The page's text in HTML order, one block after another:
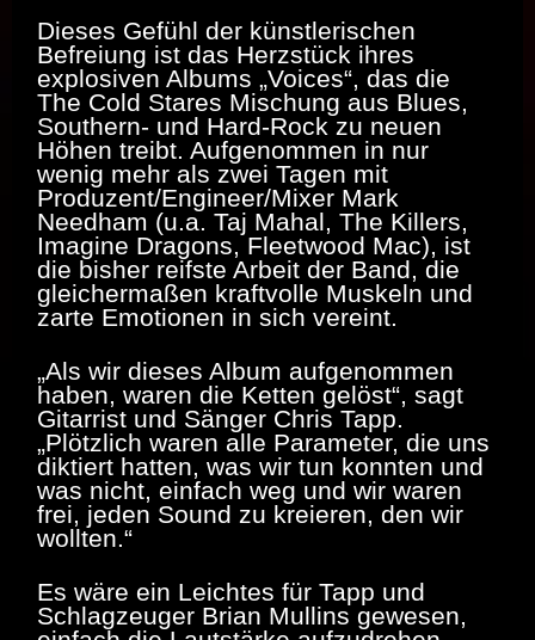
Dieses Gefühl der künstlerischen
Befreiung ist das Herzstück ihres
explosiven Albums „Voices“, das die
The Cold Stares Mischung aus Blues,
Southern- und Hard-Rock zu neuen
Höhen treibt. Aufgenommen in nur
wenig mehr als zwei Tagen mit
Produzent/Engineer/Mixer Mark
Needham (u.a. Taj Mahal, The Killers,
Imagine Dragons, Fleetwood Mac), ist
die bisher reifste Arbeit der Band, die
gleichermaßen kraftvolle Muskeln und
zarte Emotionen in sich vereint.
„Als wir dieses Album aufgenommen
haben, waren die Ketten gelöst“, sagt
Gitarrist und Sänger Chris Tapp.
„Plötzlich waren alle Parameter, die uns
diktiert hatten, was wir tun konnten und
was nicht, einfach weg und wir waren
frei, jeden Sound zu kreieren, den wir
wollten.“
Es wäre ein Leichtes für Tapp und
Schlagzeuger Brian Mullins gewesen,